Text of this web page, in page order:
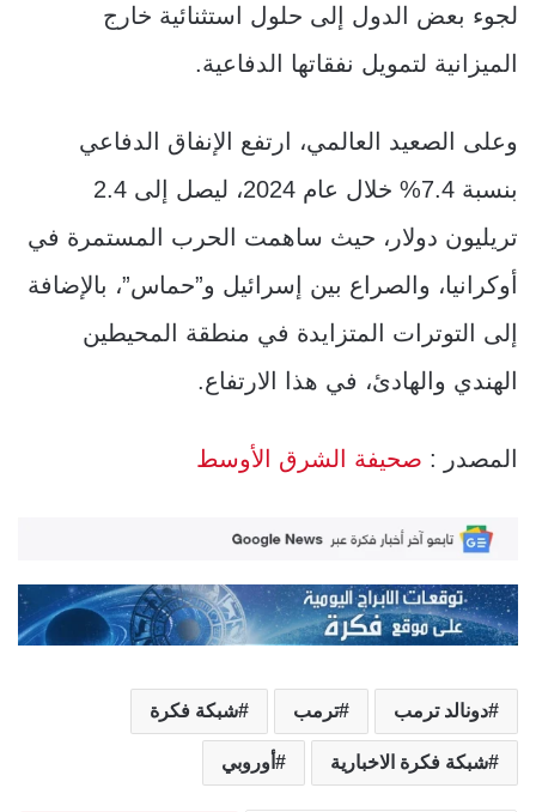
لجوء بعض الدول إلى حلول استثنائية خارج
الميزانية لتمويل نفقاتها الدفاعية.
وعلى الصعيد العالمي، ارتفع الإنفاق الدفاعي
بنسبة 7.4% خلال عام 2024، ليصل إلى 2.4
تريليون دولار، حيث ساهمت الحرب المستمرة في
أوكرانيا، والصراع بين إسرائيل و”حماس”، بالإضافة
إلى التوترات المتزايدة في منطقة المحيطين
الهندي والهادئ، في هذا الارتفاع.
المصدر : صحيفة الشرق الأوسط
دونالد ترمب ترمب شبكة فكرة
شبكة فكرة الاخبارية أوروبي